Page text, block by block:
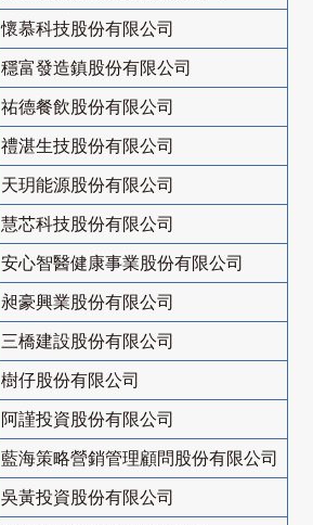
懷慕科技股份有限公司
穩富發造鎮股份有限公司
祐德餐飲股份有限公司
禮湛生技股份有限公司
天玥能源股份有限公司
慧芯科技股份有限公司
安心智醫健康事業股份有限公司
昶豪興業股份有限公司
三橋建設股份有限公司
樹仔股份有限公司
阿謹投資股份有限公司
藍海策略營銷管理顧問股份有限公司
吳黃投資股份有限公司